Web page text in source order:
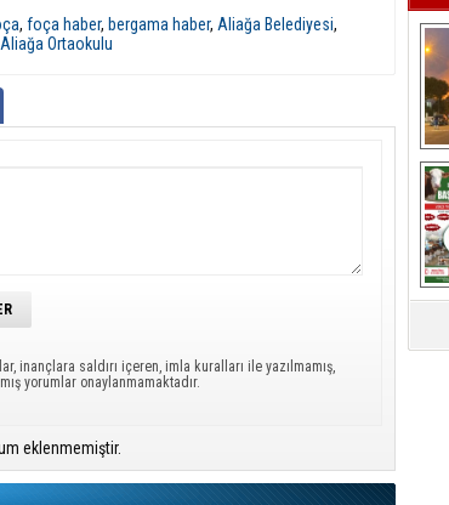
, foça haber, bergama haber, Aliağa Belediyesi,
Aliağa Ortaokulu
inançlara saldırı içeren, imla kuralları ile yazılmamış,
yorumlar onaylanmamaktadır.
eklenmemiştir.